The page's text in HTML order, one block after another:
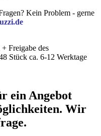
Kein Problem - gerne
Freigabe des
Stück ca. 6-12 Werktage
ein Angebot
Wir